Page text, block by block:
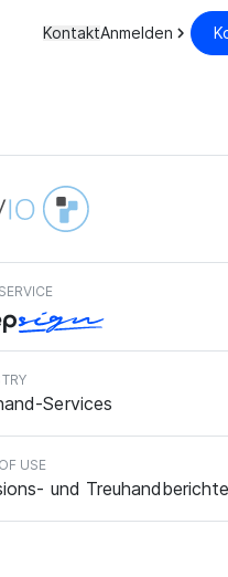
KontaktAnmelden
Services
USE
und Treuhandberichte